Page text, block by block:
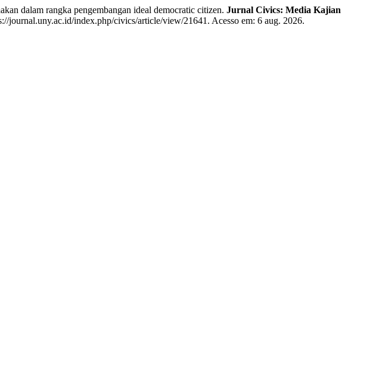
dalam rangka pengembangan ideal democratic citizen. Jurnal Civics: Media Kajian
index.php/civics/article/view/21641. Acesso em: 6 aug. 2026.